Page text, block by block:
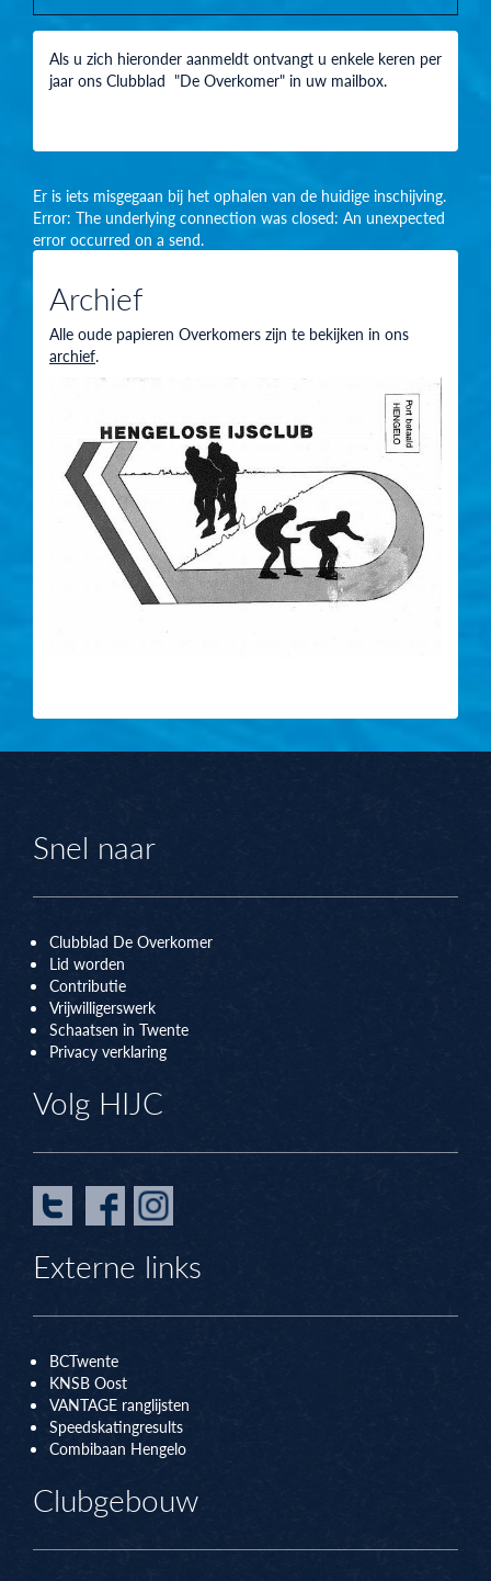
Als u zich hieronder aanmeldt ontvangt u enkele keren per
jaar ons Clubblad "De Overkomer" in uw mailbox.
Er is iets misgegaan bij het ophalen van de huidige inschijving.
Error: The underlying connection was closed: An unexpected
error occurred on a send.
Archief
Alle oude papieren Overkomers zijn te bekijken in ons
archief.
Snel naar
Clubblad De Overkomer
Lid worden
Contributie
Vrijwilligerswerk
Schaatsen in Twente
Privacy verklaring
Volg HIJC
Externe links
BCTwente
KNSB Oost
VANTAGE ranglijsten
Speedskatingresults
Combibaan Hengelo
Clubgebouw